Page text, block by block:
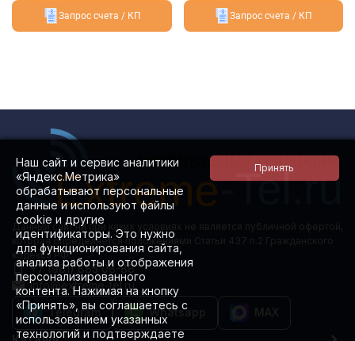
Запрос счета / КП Запрос счета / КП
Данный сайт ни при каких условиях не является публичной офертой,
которая определяется положениями Статьи 437 п.2 Гражданского
кодекса РФ.
+7 (981) 885 08-88
info@extreme-tel.ru
Telegram
Whatsapp
Наш сайт и сервис аналитики
«Яндекс.Метрика»
обрабатывают персональные
данные и используют файлы
cookie и другие
идентификаторы. Это нужно
для функционирования сайта,
анализа работы и отображения
персонализированного
контента. Нажимая на кнопку
«Принять», вы соглашаетесь с
использованием указанных
технологий и подтверждаете